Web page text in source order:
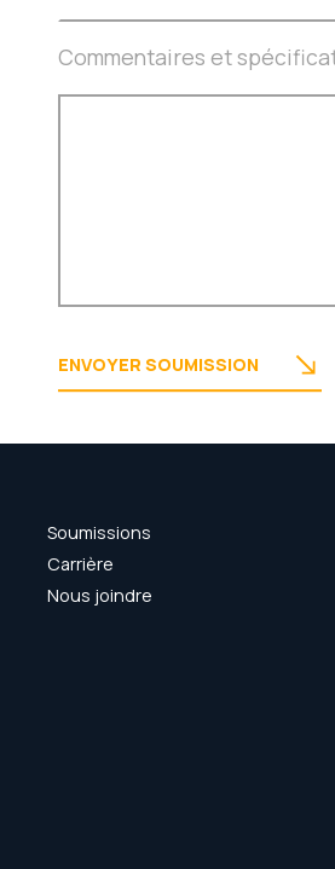
Commentaires et
ENVOYER SOUMISSION
Soumissions
Carrière
Nous joindre